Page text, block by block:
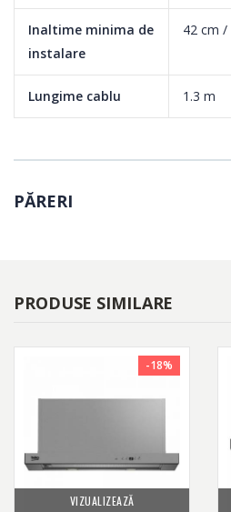
Inaltime minima de
instalare
42 cm /
Lungime cablu 1.3 m
PĂRERI
PRODUSE SIMILARE
VIZUALIZEAZĂ
-18%